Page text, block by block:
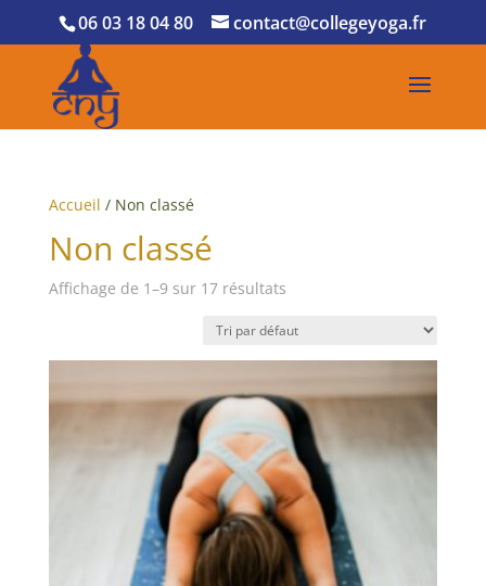
06 03 18 04 80 contact@collegeyoga.fr
Accueil / Non classé
Non classé
Affichage de 1–9 sur 17 résultats